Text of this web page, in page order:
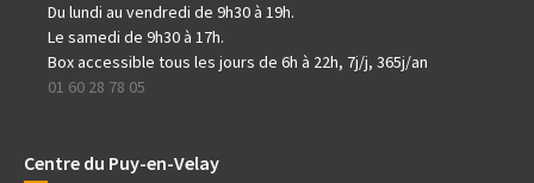
Du lundi au vendredi de 9h30 à 19h.
Le samedi de 9h30 à 17h.
Box accessible tous les jours de 6h à 22h, 7j/j, 365j/an
01 60 28 78 05
Centre du Puy-en-Velay